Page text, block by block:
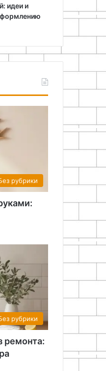
идеи и
рубрики
рубрики
ремонта: